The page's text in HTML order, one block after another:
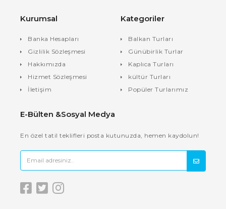
Kurumsal
Banka Hesapları
Gizlilik Sözleşmesi
Hakkımızda
Hizmet Sözleşmesi
İletişim
Kategoriler
Balkan Turları
Günübirlik Turlar
Kaplıca Turları
kültür Turları
Popüler Turlarımız
E-Bülten &Sosyal Medya
En özel tatil teklifleri posta kutunuzda, hemen kaydolun!